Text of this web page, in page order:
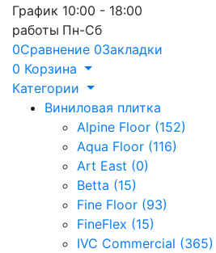
График
работы
10:00 - 18:00
Пн-Сб
0Сравнение 0Закладки
0 Корзина
Категории
Виниловая плитка
Alpine Floor (152)
Aqua Floor (116)
Art East (0)
Betta (15)
Fine Floor (93)
FineFlex (15)
IVC Commercial (365)